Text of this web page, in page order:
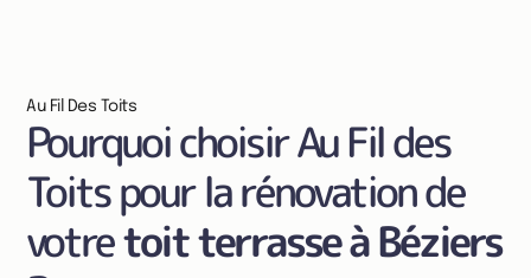
Au Fil Des Toits
Pourquoi choisir Au Fil des
Toits pour la rénovation de
votretoit terrasse à Béziers